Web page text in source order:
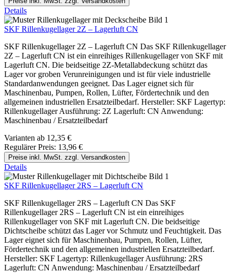
Details
SKF Rillenkugellager 2Z – Lagerluft CN
SKF Rillenkugellager 2Z – Lagerluft CN Das SKF Rillenkugellager
2Z – Lagerluft CN ist ein einreihiges Rillenkugellager von SKF mit
Lagerluft CN. Die beidseitige 2Z-Metallabdeckung schützt das
Lager vor groben Verunreinigungen und ist für viele industrielle
Standardanwendungen geeignet. Das Lager eignet sich für
Maschinenbau, Pumpen, Rollen, Lüfter, Fördertechnik und den
allgemeinen industriellen Ersatzteilbedarf. Hersteller: SKF Lagertyp:
Rillenkugellager Ausführung: 2Z Lagerluft: CN Anwendung:
Maschinenbau / Ersatzteilbedarf
Varianten ab 12,35 €
Regulärer Preis: 13,96 €
Preise inkl. MwSt. zzgl. Versandkosten
Details
SKF Rillenkugellager 2RS – Lagerluft CN
SKF Rillenkugellager 2RS – Lagerluft CN Das SKF
Rillenkugellager 2RS – Lagerluft CN ist ein einreihiges
Rillenkugellager von SKF mit Lagerluft CN. Die beidseitige
Dichtscheibe schützt das Lager vor Schmutz und Feuchtigkeit. Das
Lager eignet sich für Maschinenbau, Pumpen, Rollen, Lüfter,
Fördertechnik und den allgemeinen industriellen Ersatzteilbedarf.
Hersteller: SKF Lagertyp: Rillenkugellager Ausführung: 2RS
Lagerluft: CN Anwendung: Maschinenbau / Ersatzteilbedarf